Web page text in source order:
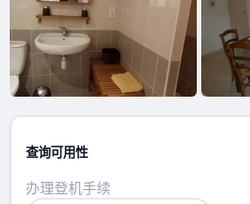
查询可用性
办理登机手续